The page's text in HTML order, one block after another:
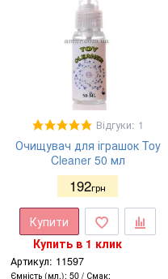
Відгуки: 1
Очищувач для іграшок Toy
Cleaner 50 мл
192грн
Купити
Купить в 1 клик
Артикул: 11597
Ємність (мл.) 50 Смак